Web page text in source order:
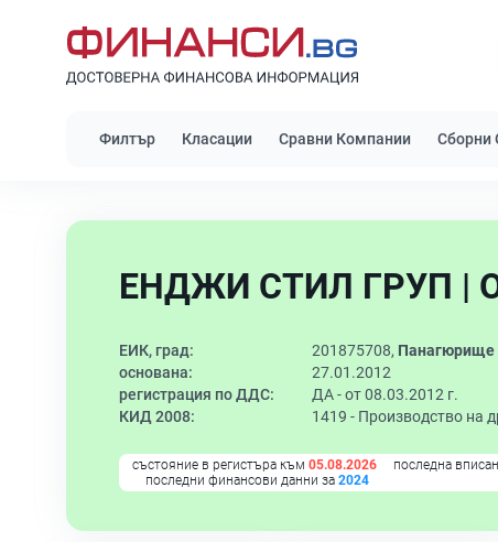
Филтър Класации Сравни Компании Сборни
ЕНДЖИ СТИЛ ГРУП |
ЕИК, град: 201875708, Панагюрище
основана:
27.01.2012
регистрация по ДДС:
ДА - от 08.03.2012 г.
КИД 2008:
1419 - Производство на
състояние в регистъра към 05.08.2026 последна
последни финансови данни за 2024